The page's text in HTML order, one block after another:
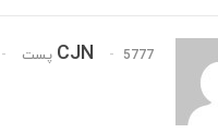
CJN 5777 پست